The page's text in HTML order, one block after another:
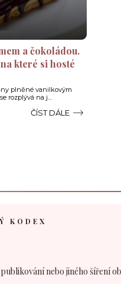
a čokoládou.
které si hosté
plněné vanilkovým
rozplývá na j...
ČÍST DÁLE
KODEX
nebo jiného šíření